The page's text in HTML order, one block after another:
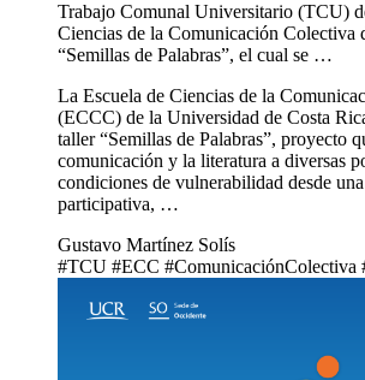
Trabajo Comunal Universitario (TCU)
Ciencias de la Comunicación Colectiva
“Semillas de Palabras”, el cual se …
La Escuela de Ciencias de la
(ECCC) de la Universidad de Costa
taller “Semillas de Palabras”, proyecto
comunicación y la literatura a diversas
condiciones de vulnerabilidad desde
participativa, …
Gustavo Martínez Solís
#TCU #ECC #ComunicaciónColectiva